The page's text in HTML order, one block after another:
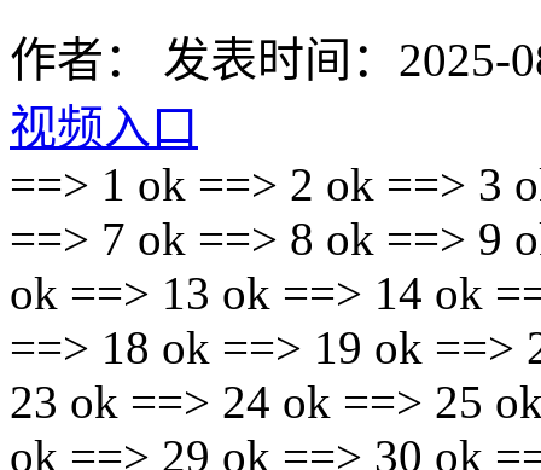
作者：
发表时间：2025-
视频入口
==> 1 ok ==> 2 ok ==> 3
==> 7 ok ==> 8 ok ==> 9
ok ==> 13 ok ==> 14 ok
==> 18 ok ==> 19 ok ==>
23 ok ==> 24 ok ==> 25
ok ==> 29 ok ==> 30 ok